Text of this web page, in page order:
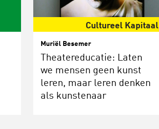
Cultureel Kapitaal
Muriël Besemer
Theatereducatie: Laten
we mensen geen kunst
leren, maar leren denken
als kunstenaar